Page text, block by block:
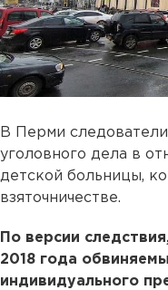
В Перми
уголовного дела в
детской больницы,
взяточничестве.
По версии
2018 года
индивидуального